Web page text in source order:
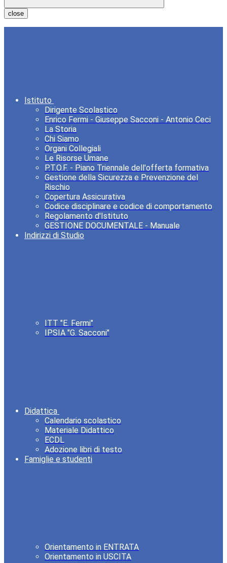
close
Istituto
Dirigente Scolastico
Enrico Fermi - Giuseppe Sacconi - Antonio Ceci
La Storia
Chi Siamo
Organi Collegiali
Le Risorse Umane
P.T.O.F. - Piano Triennale dell'offerta formativa
Gestione della Sicurezza e Prevenzione del
Rischio
Copertura Assicurativa
Codice disciplinare e codice di comportamento
Regolamento d'Istituto
GESTIONE DOCUMENTALE - Manuale
Indirizzi di Studio
ITT "E. Fermi"
IPSIA "G. Sacconi"
Didattica
Calendario scolastico
Materiale Didattico
ECDL
Adozione libri di testo
Famiglie e studenti
Orientamento in ENTRATA
Orientamento in USCITA